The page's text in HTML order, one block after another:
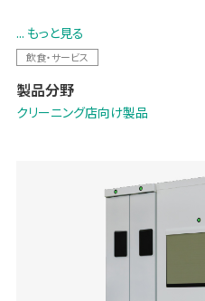
スタイリッシュかつコンパクトな
性・操作性はパワーアップ。しかも
ンターフェース) とスマホライクな操
... もっと見る
飲食・サービス
製品分野
クリーニング店向け製品